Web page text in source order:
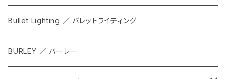
CITADEL
WPRT
ALL
サドル
Bullet Lighting ／ バレットライティング
BURLEY ／ バーレー